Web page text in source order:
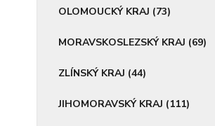
OLOMOUCKÝ KRAJ (73)
MORAVSKOSLEZSKÝ KRAJ (69)
ZLÍNSKÝ KRAJ (44)
JIHOMORAVSKÝ KRAJ (111)